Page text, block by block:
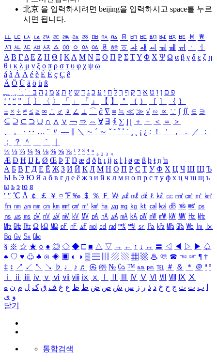
北京 을 입력하시려면 beijing을 입력하시고 space를 누르
시면 됩니다.
ㅥ ㅦ ㅧ ㅨ ㅩ ㅪ ㅫ ㅬ ㅭ ㅮ ㅯ ㅰ ㅱ ㅲ ㅳ ㅴ ㅵ ㅶ ㅷ ㅸ
ㅹ
ㅺ ㅻ ㅼ ㅽ ㅾ ㅿ ㆀ ㆁ ㆂ ㆃ ㆄ ㆅ ㆆ ㆇ ㆈ ㆉ ㆊ ㆋ ㆌ ㆍ
ㆎ
Α Β ΓΔ Ε Ζ Η Θ Ι ΚΛ Μ Ν Ξ Ο Π Ρ Σ ΤΥ Φ Χ Ψ Ω α β γ δ ε ζ η
θ ι κ λ μ ν ξ ο π ρ σ τ υ φ χ ψ ω
á à Á À é è É È ç Ç ê
Ä Ö Ü ä ö ü ß
ִֶֹ ֻּ ׁׂ פ ם ן ו ט א ר ק ף ך ל ח י ע כ ג ד ש ץ ת צ מ נ ה ב
‘ ’ “ ” 〔 〕 〈 〉 「 」 『 』 【 】 ＂ （ ） ［ ］ ｛ ｝
± × ÷ ≠ ≤ ≥ ∞ ∴ ♂ ♀ ∠ ⊥ ⌒ ∂ ∇ ≡ ≒ ≪ ≫ √ ∽ ∝ ∵ ∫ ∬ ∈ ∋
⊆ ⊇ ⊂ ⊃ ∪ ∩ ∧ ∨ ￢ ⇒ ⇔ ∀ ∃ ∮ ∑ ∏ ＋ － ＜ ＝
＞
、
。 · ‥ … ¨ 〃 ― ＼ ∼ ´ ～ ˇ ˘ ˝ ˚ ˙ ¸ ¡ ¿ ː ！ ＇ ， ． ／
：
；
？ ＾ ｀
½ ⅓ ⅔ ¼ ¾ ⅛ ⅜ ⅝ ⅞ ¹ ² ³ ⁴ ⁿ ₁ ₂ ₃ ₄
Æ Ð Ħ Ĳ Ł Ø Œ Þ Ŧ Ŋ æ đ ð ħ ı ĳ ĸ ŀ ł ø œ ß þ ŧ ŋ ŉ
А Б В Г Д Е Ё Ж З И Й К Л М Н О П Р С Т У Ф Х Ц Ч Ш Щ Ъ
Ы Ь Э Ю Я а б в г д е ё ж з и й к л м н о п р с т у ф х ц ч ш щ ъ
ы ь э ю я
′ ″ ℃ Å ￠ ￡ ￥ ¤ ℉ ‰ ＄ ％ Ｆ ￦ ㎕ ㎖ ㎗ ℓ ㎘ ㏄ ㎣ ㎤ ㎥ ㎦
㎙ ㎚ ㎛ ㎜ ㎝ ㎞ ㎟ ㎠ ㎡ ㎢ ㏊ ㎍ ㎎ ㎏ ㏏ ㎈ ㎉ ㏈ ㎧ ㎨ ㎰
㎱ ㎲ ㎳ ㎴ ㎵ ㎶ ㎷ ㎸ ㎹ ㎀ ㎁ ㎂ ㎃ ㎄ ㎺ ㎻ ㎽ ㎾ ㎿ ㎐ ㎑
㎒ ㎓ ㎔ Ω ㏀ ㏁ ㎊ ㎋ ㎌ ㏖ ㏅ ㎭ ㎮ ㎯ ㏛ ㎩ ㎪ ㎫ ㎬ ㏝ ㏐
㏓
㏃ ㏉ ㏜ ㏆
§ ※ ☆ ★ ○ ● ◎ ◇ ◆ □ ■ △ ▽ → ← ↑ ↓ ↔ 〓 ◁ ◀ ▷ ▶ ♤
♠ ♡ ♥ ♧ ♣ ⊙ ◈ ▣ ◐ ◑ ▒ ▤ ▨ ▧ ▦ ▩ ♨ ☏ ☎ ☜ ☞ ¶ †
‡ ↕ ↗ ↙ ↖ ↘ ♭ ♩ ♪ ♬ ㉿ ㈜ № ㏇ ™ ㏂ ㏘ ℡ ＃ ＆ ＊ ＠ ª º
ⅰ
ⅱ ⅲ ⅳ ⅴ ⅵ ⅶ ⅷ ⅸ ⅹ Ⅳ Ⅴ Ⅵ Ⅶ Ⅷ Ⅸ Ⅹ
ب ت ث ج ح خ د ذ ر ز س ش ص ض ط ظ ع غ ف ق ک ل م ن ه
و ی
닫기
통합검색